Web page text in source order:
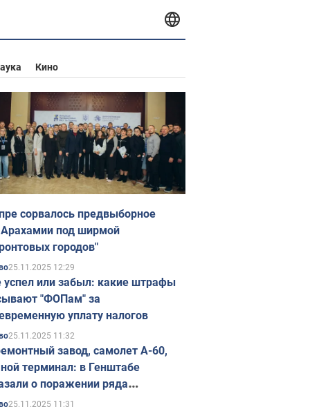
Кино
сорвалось предвыборное
Арахамии под ширмой
городов"
25.11.2025 12:29
успел или забыл: какие штрафы
"ФОПам" за
уплату налогов
25.11.2025 11:32
завод, самолет А-60,
терминал: в Генштабе
о поражении ряда
объектов России
25.11.2025 11:31